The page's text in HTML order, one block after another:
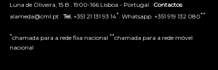
Luna de Oliveira, 15 B . 1900-166 Lisboa - Portugal . Contactos:
alameda@cml.pt . Tel. +351 21 131 93 14* . Whatsapp. +351 919 132 080**
*chamada para a rede fixa nacional **chamada para a rede móvel
nacional